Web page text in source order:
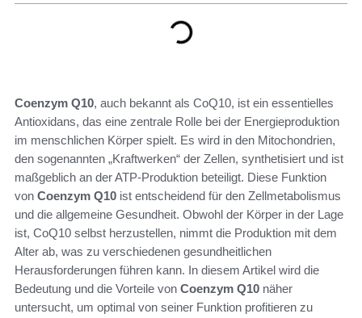
Coenzym Q10, auch bekannt als CoQ10, ist ein essentielles
Antioxidans, das eine zentrale Rolle bei der Energieproduktion
im menschlichen Körper spielt. Es wird in den Mitochondrien,
den sogenannten „Kraftwerken“ der Zellen, synthetisiert und ist
maßgeblich an der ATP-Produktion beteiligt. Diese Funktion
von Coenzym Q10 ist entscheidend für den Zellmetabolismus
und die allgemeine Gesundheit. Obwohl der Körper in der Lage
ist, CoQ10 selbst herzustellen, nimmt die Produktion mit dem
Alter ab, was zu verschiedenen gesundheitlichen
Herausforderungen führen kann. In diesem Artikel wird die
Bedeutung und die Vorteile von Coenzym Q10 näher
untersucht, um optimal von seiner Funktion profitieren zu